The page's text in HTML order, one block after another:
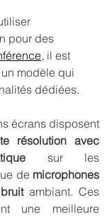
pour des
, il est
modèle qui
dédiées.
écrans disposent
résolution avec
sur les
de microphones
bruit ambiant. Ces
une meilleure